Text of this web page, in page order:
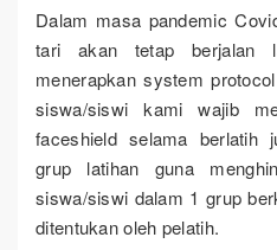
Dalam masa pandemic
tari akan tetap berjalan
menerapkan system
siswa/siswi kami wajib
faceshield selama berlatih
grup latihan guna
siswa/siswi dalam 1 grup
ditentukan oleh pelatih.